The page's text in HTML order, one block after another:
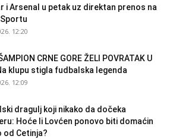
i Arsenal u petak uz direktan prenos na
12:20
CRNE GORE ŽELI POVRATAK U
klupu stigla fudbalska legenda
12:09
dragulj koji nikako da dočeka
Hoće li Lovćen ponovo biti domaćin
od Cetinja?